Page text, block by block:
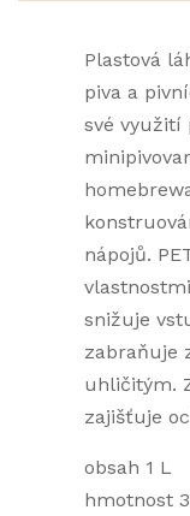
Plastová
piva a
své využití
nápojů.
snižuje
zabraňuje
uhličitým.
zajišťuje
obsah 1 L
hmotnost